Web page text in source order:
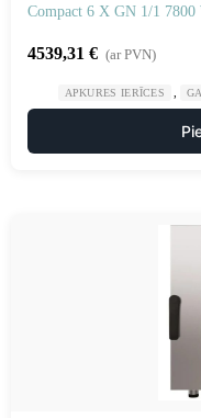
Compact 6 X GN 1/1 7800
4539,31 € (ar PVN)
APKURES IERĪCES